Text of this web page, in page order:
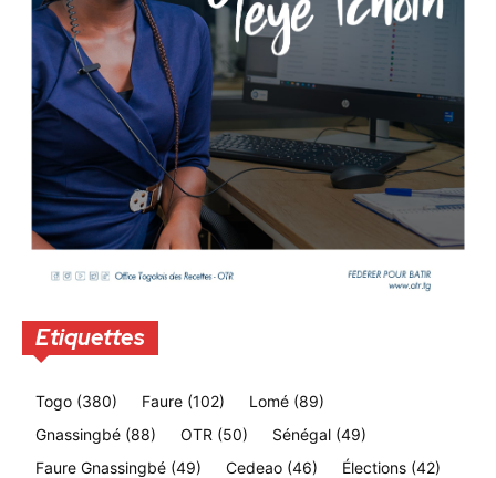
Etiquettes
Togo (380) Faure (102) Lomé (89)
Gnassingbé (88) OTR (50) Sénégal (49)
Faure Gnassingbé (49) Cedeao (46) Élections (42)